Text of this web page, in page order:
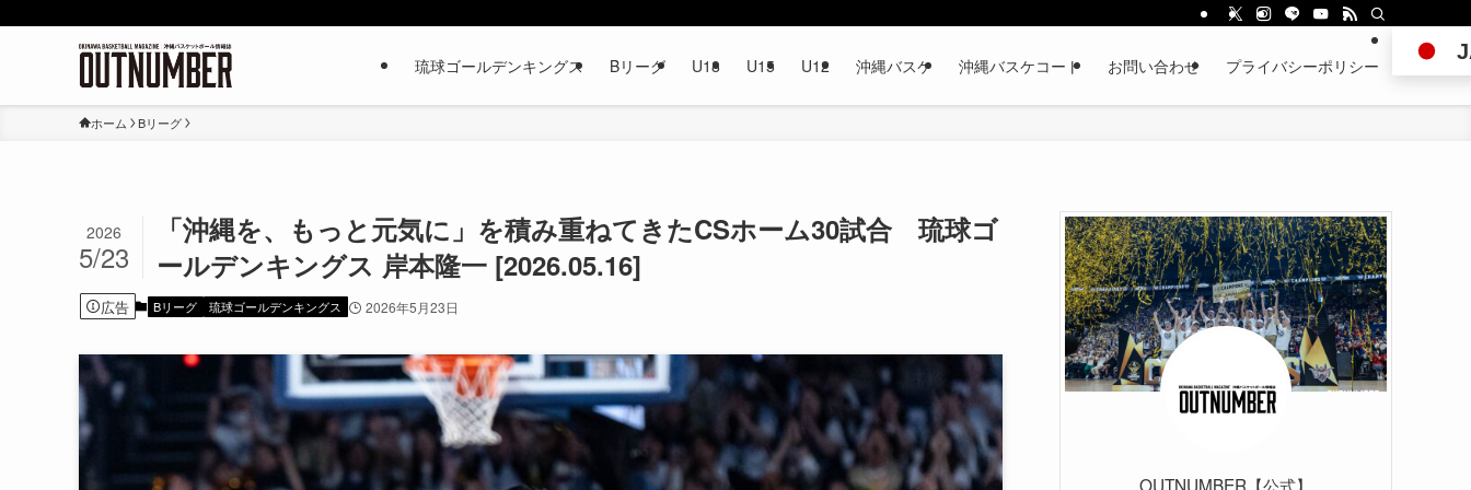
琉球ゴールデンキングス Bリーグ U18 U15 U12 沖縄バスケ 沖縄バスケコート お問い合わせ プライバシーポリシー
ホーム Bリーグ
「沖縄を、もっと元気に」を積み重ねてきたCSホーム30試合 琉球ゴ
ールデンキングス 岸本隆一 [2026.05.16]
2026
5/23
広告 Bリーグ 琉球ゴールデンキングス 2026年5月23日
OUTNUMBER【公式】